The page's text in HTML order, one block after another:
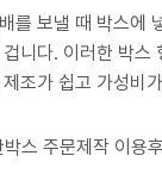
를 보낼 때 박스에
형 박스라고 일
는 상품 크기에 맞는